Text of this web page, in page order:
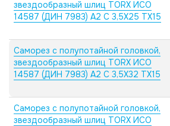
звездообразный шлиц TORX ИСО
14587 (ДИН 7983) А2 C 3,5X25 TX15
Саморез с полупотайной головкой,
звездообразный шлиц TORX ИСО
14587 (ДИН 7983) А2 C 3,5X32 TX15
Саморез с полупотайной головкой,
звездообразный шлиц TORX ИСО